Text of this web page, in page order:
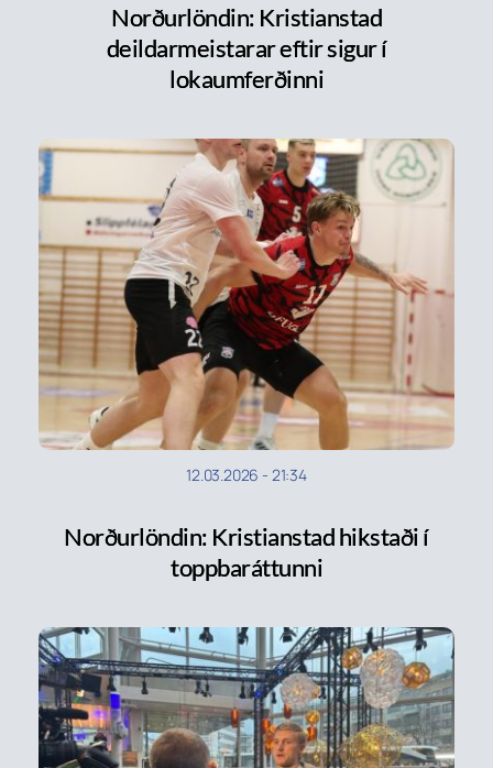
Norðurlöndin: Kristianstad
deildarmeistarar eftir sigur í
lokaumferðinni
12.03.2026 - 21:34
Norðurlöndin: Kristianstad hikstaði í
toppbaráttunni